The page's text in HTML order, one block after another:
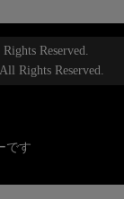
Reserved.
Rights Reserved.
です